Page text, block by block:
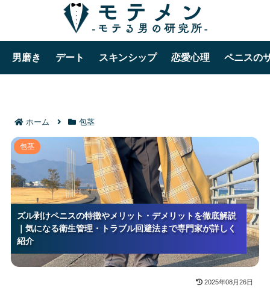
男磨き デート スキンシップ 恋愛心理 ペニスの
ホーム 包茎
ズル剥けペニスの特徴やメリット・デメリットを徹底
解説｜気になる衛生管理・トラブル回避法まで専門家
が詳しく紹介
ズル剥けペニスの特徴やメリット・デメリットを徹底解説
｜気になる衛生管理・トラブル回避法まで専門家が詳しく
紹介
ズル剥けペニスの特徴やメリット・デメリットを徹底解説
｜気になる衛生管理・トラブル回避法まで専門家が詳しく
紹介
ズル剥けペニスの特徴やメリット・デメリットを徹底解説
｜気になる衛生管理・トラブル回避法まで専門家が詳しく
紹介
包茎
2025年08月26日